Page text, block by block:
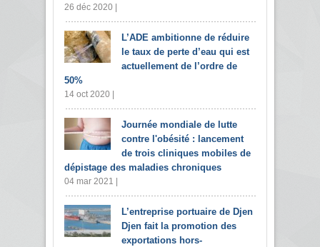
26 déc 2020 |
L’ADE ambitionne de réduire
le taux de perte d’eau qui est
actuellement de l’ordre de
50%
14 oct 2020 |
Journée mondiale de lutte
contre l'obésité : lancement
de trois cliniques mobiles de
dépistage des maladies chroniques
04 mar 2021 |
L’entreprise portuaire de Djen
Djen fait la promotion des
exportations hors-